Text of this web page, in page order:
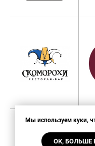
Мы используем куки,
ОК, БОЛЬШЕ